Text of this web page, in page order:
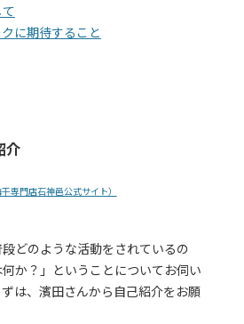
に期待すること
介
干専門店石神邑公式サイト）
どのような活動をされているの
か？」ということについてお伺い
は、濱田さんから自己紹介をお願